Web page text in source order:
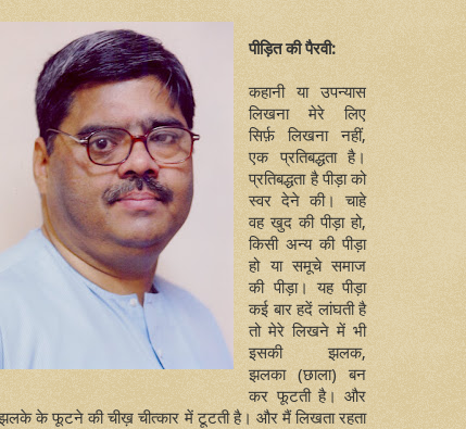
पीड़ित की पैरवी:
कहानी या उपन्यास
लिखना मेरे लिए
सिर्फ़ लिखना नहीं,
एक प्रतिबद्धता है।
प्रतिबद्धता है पीड़ा को
स्वर देने की। चाहे
वह खुद की पीड़ा हो,
किसी अन्य की पीड़ा
हो या समूचे समाज
की पीड़ा। यह पीड़ा
कई बार हदें लांघती है
तो मेरे लिखने में भी
इसकी झलक,
झलका (छाला) बन
कर फूटती है। और
के फूटने की चीख़ चीत्कार में टूटती है। और मैं लिखता रहता